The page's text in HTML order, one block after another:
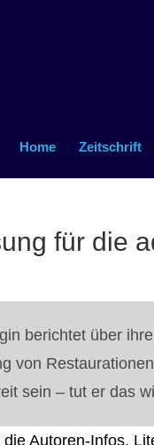
Home Zeitschrift
für die
berichtet über
von
sein – tut er das
die Autoren-Infos,